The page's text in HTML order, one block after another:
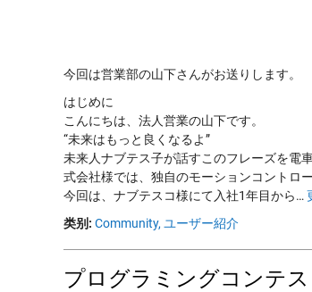
今回は営業部の山下さんがお送りします。
はじめに
こんにちは、法人営業の山下です。
“未来はもっと良くなるよ”
未来人ナブテス子が話すこのフレーズを電
式会社様では、独自のモーションコントロ
今回は、ナブテスコ様にて入社1年目から…
类别: Community, ユーザー紹介
プログラミングコンテス